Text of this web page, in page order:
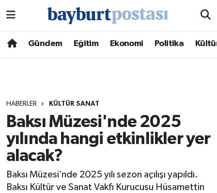
Gündem Eğitim Ekonomi Politika
HABERLER KÜLTÜR SANAT
Baksı Müzesi'nde 2025
yılında hangi etkinlikler yer
alacak?
Baksı Müzesi’nde 2025 yılı sezon açılışı yapıldı.
Baksı Kültür ve Sanat Vakfı Kurucusu Hüsamettin
Hava Durumu
Süper Lig Puan Durumu ve Fikstür
Tüm Manşetler
Son Dakika Haberleri